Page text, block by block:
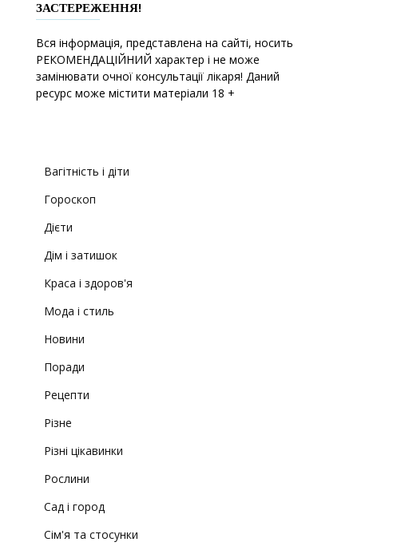
ЗАСТЕРЕЖЕННЯ!
Вся інформація, представлена на сайті, носить
РЕКОМЕНДАЦІЙНИЙ характер і не може
замінювати очної консультації лікаря! Даний
ресурс може містити матеріали 18 +
Вагітність і діти
Гороскоп
Дієти
Дім і затишок
Краса і здоров'я
Мода і стиль
Новини
Поради
Рецепти
Різне
Різні цікавинки
Рослини
Сад і город
Сім'я та стосунки